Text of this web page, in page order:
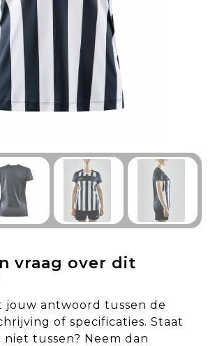
Gadgets
tijd
Welzijn
vraag over dit
jouw antwoord tussen de
of specificaties. Staat
niet tussen? Neem dan